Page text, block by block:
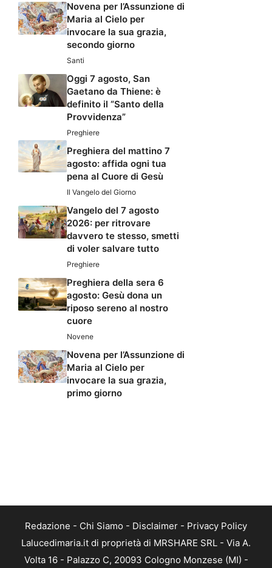
Novena per l’Assunzione di
Maria al Cielo per
invocare la sua grazia,
secondo giorno
Santi
Oggi 7 agosto, San
Gaetano da Thiene: è
definito il “Santo della
Provvidenza”
Preghiere
Preghiera del mattino 7
agosto: affida ogni tua
pena al Cuore di Gesù
Il Vangelo del Giorno
Vangelo del 7 agosto
2026: per ritrovare
davvero te stesso, smetti
di voler salvare tutto
Preghiere
Preghiera della sera 6
agosto: Gesù dona un
riposo sereno al nostro
cuore
Novene
Novena per l’Assunzione di
Maria al Cielo per
invocare la sua grazia,
primo giorno
Redazione - Chi Siamo - Disclaimer - Privacy Policy
Lalucedimaria.it di proprietà di MRSHARE SRL - Via A.
Volta 16 - Palazzo C, 20093 Cologno Monzese (MI) -